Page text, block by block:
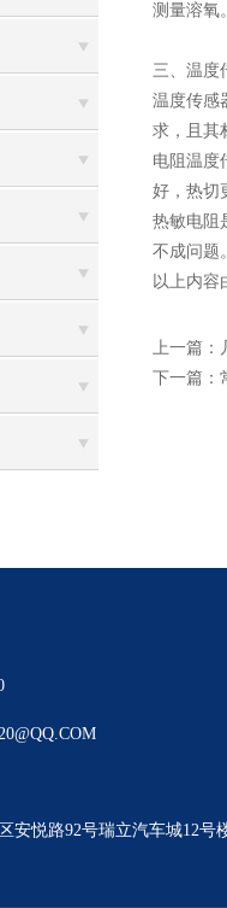
测量溶氧。
三、温度
温度传感
求，且其
电阻温度
好，热切
热敏电阻
不成问题。
以上内容
上一篇：
下一篇：
安悦路92号瑞立汽车城12号